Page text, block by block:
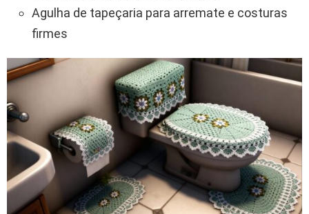
Agulha de tapeçaria para arremate e costuras
firmes